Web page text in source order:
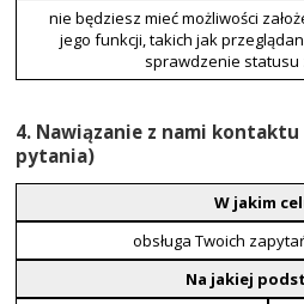
nie będziesz mieć możliwości
jego funkcji, takich jak
sprawdzenie statusu
4. Nawiązanie z nami
pytania)
W jakim
obsługa Twoich
Na jakiej